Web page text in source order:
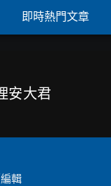
即時熱門文章
安大君
編輯